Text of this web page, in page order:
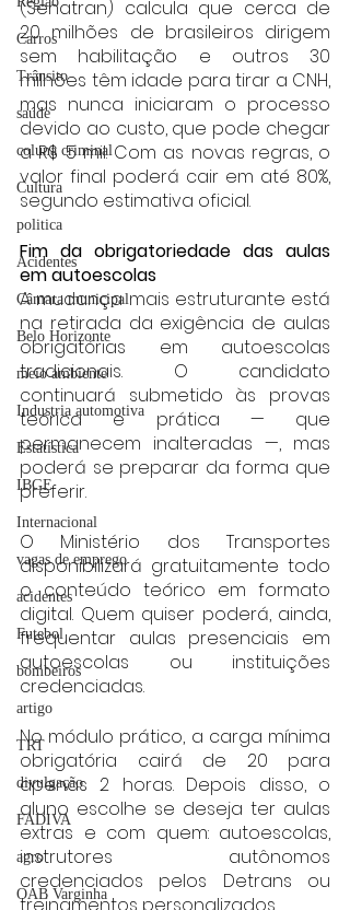
Carros
Trânsito
saúde
coluna criminal
Cultura
politica
Acidentes
Câmara municipal
Belo Horizonte
meio ambiente
Industria automotiva
Estatística
IBGE
Internacional
vagas de emprego
acidentes
Futebol
bombeiros
artigo
TRT
divulgação
FADIVA
agro
OAB Varginha
(Senatran) calcula que cerca de
20 milhões de brasileiros dirigem
sem habilitação e outros 30
milhões têm idade para tirar a CNH,
mas nunca iniciaram o processo
devido ao custo, que pode chegar
a R$ 5 mil. Com as novas regras, o
valor final poderá cair em até 80%,
segundo estimativa oficial.
Fim da obrigatoriedade das aulas
em autoescolas
A mudança mais estruturante está
na retirada da exigência de aulas
obrigatórias em autoescolas
tradicionais. O candidato
continuará submetido às provas
teórica e prática — que
permanecem inalteradas —, mas
poderá se preparar da forma que
preferir.
O Ministério dos Transportes
disponibilizará gratuitamente todo
o conteúdo teórico em formato
digital. Quem quiser poderá, ainda,
frequentar aulas presenciais em
autoescolas ou instituições
credenciadas.
No módulo prático, a carga mínima
obrigatória cairá de 20 para
apenas 2 horas. Depois disso, o
aluno escolhe se deseja ter aulas
extras e com quem: autoescolas,
instrutores autônomos
credenciados pelos Detrans ou